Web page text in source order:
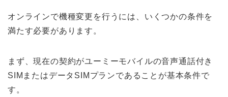
オンラインで機種変更を行うには、いくつかの条件を
満たす必要があります。
まず、現在の契約がユーミーモバイルの音声通話付き
SIMまたはデータSIMプランであることが基本条件で
す。